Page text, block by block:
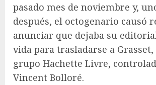
pasado mes de noviembre y,
después, el octogenario causó
anunciar que dejaba su
vida para trasladarse a Grasset,
grupo Hachette Livre,
Vincent Bolloré.